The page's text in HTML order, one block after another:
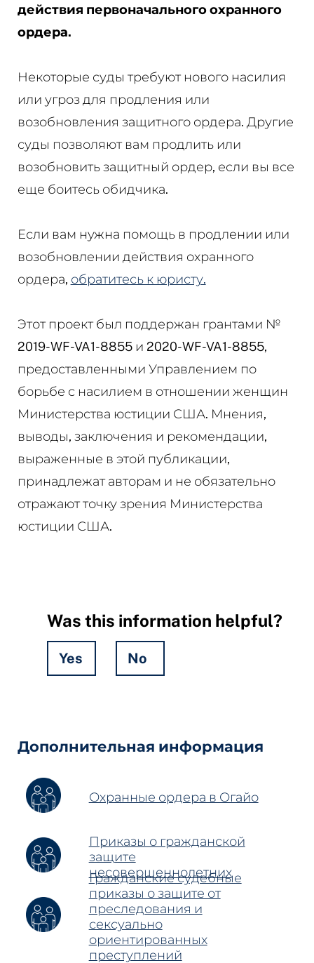
действия первоначального охранного
ордера.
Некоторые суды требуют нового насилия
или угроз для продления или
возобновления защитного ордера. Другие
суды позволяют вам продлить или
возобновить защитный ордер, если вы все
еще боитесь обидчика.
Если вам нужна помощь в продлении или
возобновлении действия охранного
ордера, обратитесь к юристу.
Этот проект был поддержан грантами №
2019-WF-VA1-8855 и 2020-WF-VA1-8855,
предоставленными Управлением по
борьбе с насилием в отношении женщин
Министерства юстиции США. Мнения,
выводы, заключения и рекомендации,
выраженные в этой публикации,
принадлежат авторам и не обязательно
отражают точку зрения Министерства
юстиции США.
Was this information helpful?
Yes No
Дополнительная информация
Охранные ордера в Огайо
Приказы о гражданской
защите
несовершеннолетних
Гражданские судебные
приказы о защите от
преследования и
сексуально
ориентированных
преступлений